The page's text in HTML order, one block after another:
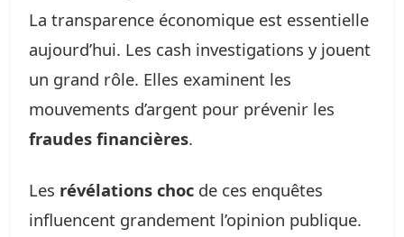
La transparence économique est essentielle
aujourd’hui. Les cash investigations y jouent
un grand rôle. Elles examinent les
mouvements d’argent pour prévenir les
fraudes financières.
Les révélations choc de ces enquêtes
influencent grandement l’opinion publique.